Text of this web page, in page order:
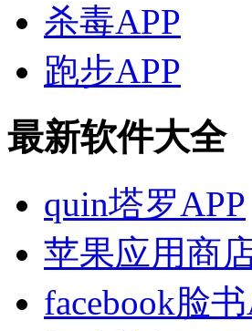
杀毒APP
跑步APP
最新软件大全
quin塔罗APP
苹果应用商
facebook脸